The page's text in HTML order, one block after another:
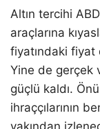
Altın tercihi
araçlarına
fiyatındaki fiyat
Yine de gerçek
güçlü kaldı.
ihraççılarının